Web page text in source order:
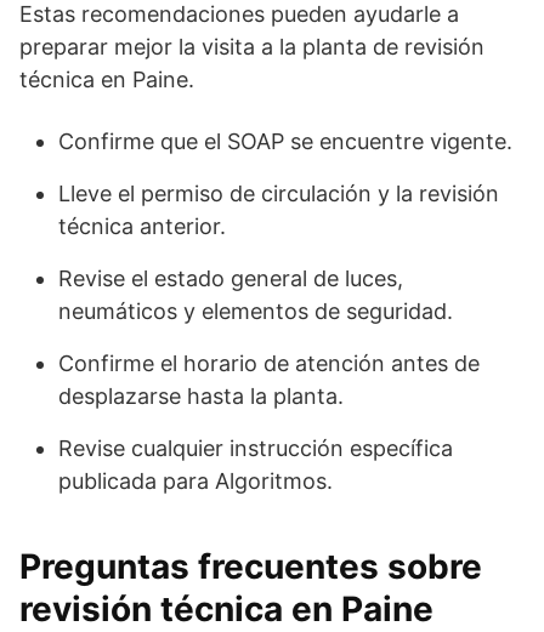
Estas recomendaciones pueden ayudarle a
preparar mejor la visita a la planta de revisión
técnica en Paine.
Confirme que el SOAP se encuentre vigente.
Lleve el permiso de circulación y la revisión
técnica anterior.
Revise el estado general de luces,
neumáticos y elementos de seguridad.
Confirme el horario de atención antes de
desplazarse hasta la planta.
Revise cualquier instrucción específica
publicada para Algoritmos.
Preguntas frecuentes sobre
revisión técnica en Paine